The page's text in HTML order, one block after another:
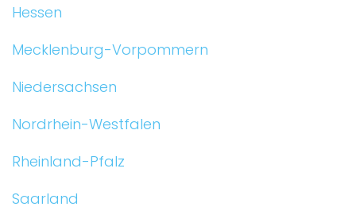
Hessen
Mecklenburg-Vorpommern
Niedersachsen
Nordrhein-Westfalen
Rheinland-Pfalz
Saarland